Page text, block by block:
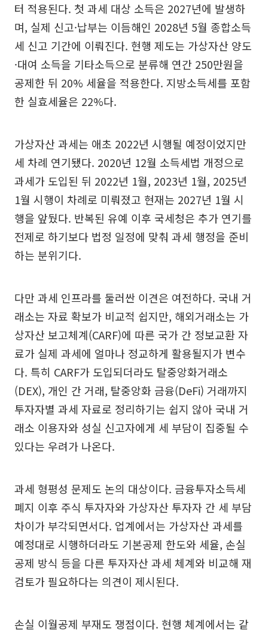
터 적용된다. 첫 과세 대상 소득은 2027년에 발생하
며, 실제 신고·납부는 이듬해인 2028년 5월 종합소득
세 신고 기간에 이뤄진다. 현행 제도는 가상자산 양도
·대여 소득을 기타소득으로 분류해 연간 250만원을
공제한 뒤 20% 세율을 적용한다. 지방소득세를 포함
한 실효세율은 22%다.
가상자산 과세는 애초 2022년 시행될 예정이었지만
세 차례 연기됐다. 2020년 12월 소득세법 개정으로
과세가 도입된 뒤 2022년 1월, 2023년 1월, 2025년
1월 시행이 차례로 미뤄졌고 현재는 2027년 1월 시
행을 앞뒀다. 반복된 유예 이후 국세청은 추가 연기를
전제로 하기보다 법정 일정에 맞춰 과세 행정을 준비
하는 분위기다.
다만 과세 인프라를 둘러싼 이견은 여전하다. 국내 거
래소는 자료 확보가 비교적 쉽지만, 해외거래소는 가
상자산 보고체계(CARF)에 따른 국가 간 정보교환 자
료가 실제 과세에 얼마나 정교하게 활용될지가 변수
다. 특히 CARF가 도입되더라도 탈중앙화거래소
(DEX), 개인 간 거래, 탈중앙화 금융(DeFi) 거래까지
투자자별 과세 자료로 정리하기는 쉽지 않아 국내 거
래소 이용자와 성실 신고자에게 세 부담이 집중될 수
있다는 우려가 나온다.
과세 형평성 문제도 논의 대상이다. 금융투자소득세
폐지 이후 주식 투자자와 가상자산 투자자 간 세 부담
차이가 부각되면서다. 업계에서는 가상자산 과세를
예정대로 시행하더라도 기본공제 한도와 세율, 손실
공제 방식 등을 다른 투자자산 과세 체계와 비교해 재
검토가 필요하다는 의견이 제시된다.
손실 이월공제 부재도 쟁점이다. 현행 체계에서는 같